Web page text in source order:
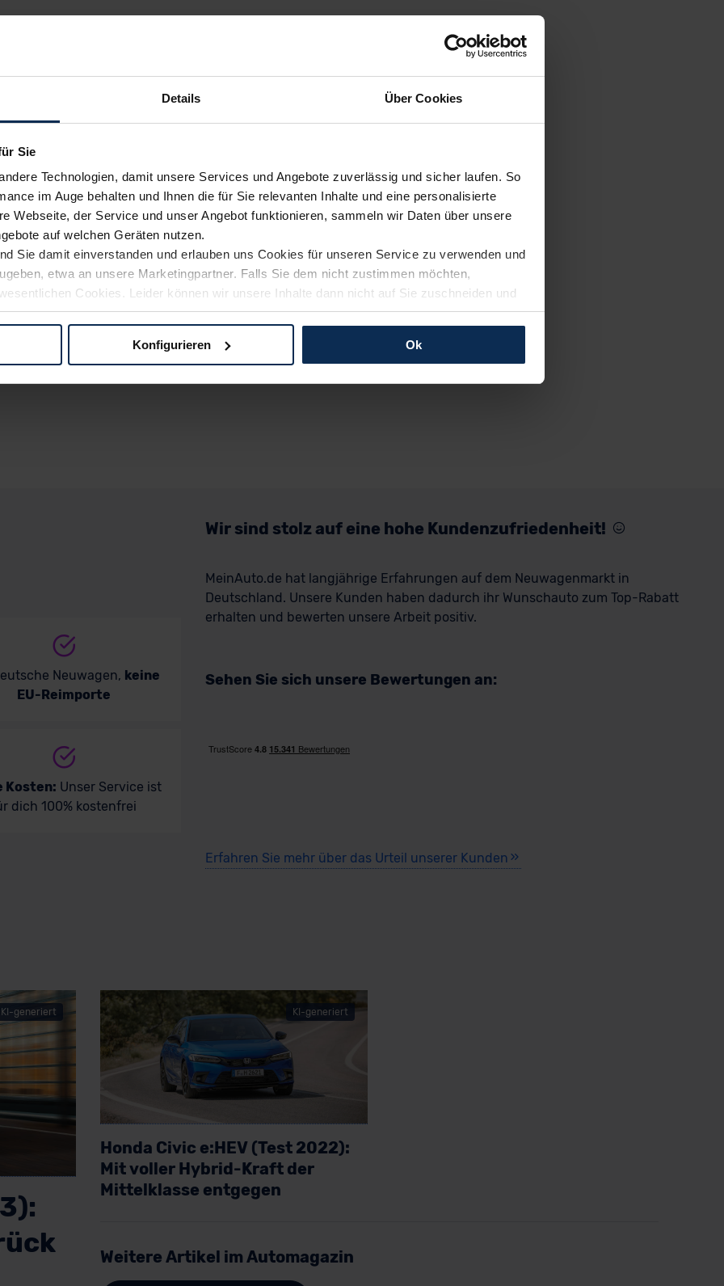
Details Über Cookies
Sie
Technologien, damit unsere Services und Angebote zuverlässig und sicher laufen. So
im Auge behalten und Ihnen die für Sie relevanten Inhalte und eine personalisierte
Webseite, der Service und unser Angebot funktionieren, sammeln wir Daten über unsere
auf welchen Geräten nutzen.
Sie damit einverstanden und erlauben uns Cookies für unseren Service zu verwenden und
etwa an unsere Marketingpartner. Falls Sie dem nicht zustimmen möchten,
Cookies. Leider können wir unsere Inhalte dann nicht auf Sie zuschneiden und
Weg zu Ihrem Neuwagen unterstützen. Sie können die Einstellungen jederzeit anpassen
Konfigurieren Ok
Neuwagen, keine
EU-Reimporte
Kosten: Unser Service ist
dich 100% kostenfrei
Wir sind stolz auf eine hohe Kundenzufriedenheit!
MeinAuto.de hat langjährige Erfahrungen auf dem Neuwagenmarkt in
Deutschland. Unsere Kunden haben dadurch ihr Wunschauto zum Top-Rabatt
erhalten und bewerten unsere Arbeit positiv.
Sehen Sie sich unsere Bewertungen an:
Erfahren Sie mehr über das Urteil unserer Kunden
KI-generiert KI-generiert
Honda Civic e:HEV (Test 2022):
Mit voller Hybrid-Kraft der
Mittelklasse entgegen
Weitere Artikel im Automagazin